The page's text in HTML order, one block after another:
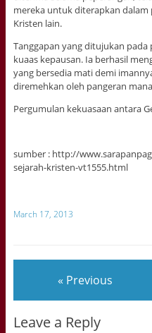
mereka untuk diterapkan
Kristen lain.
Tanggapan yang ditujukan
kuaas kepausan. Ia berhasil
yang bersedia mati demi
diremehkan oleh pangeran
Pergumulan kekuasaan antara
sumber : http://
sejarah-kristen-vt1555.html
March 17, 2013
« Previous
Leave a Reply